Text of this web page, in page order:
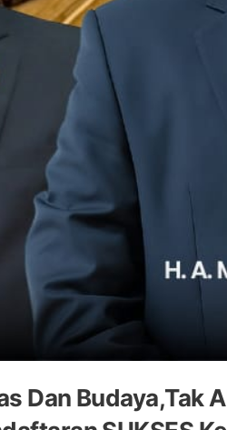
Dan Budaya,Tak